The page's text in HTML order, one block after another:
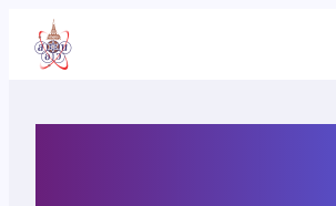
เนื้อหา